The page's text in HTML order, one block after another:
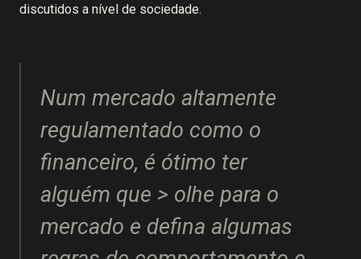
discutidos a nível de sociedade.
Num mercado altamente
regulamentado como o
financeiro, é ótimo ter
alguém que > olhe para o
mercado e defina algumas